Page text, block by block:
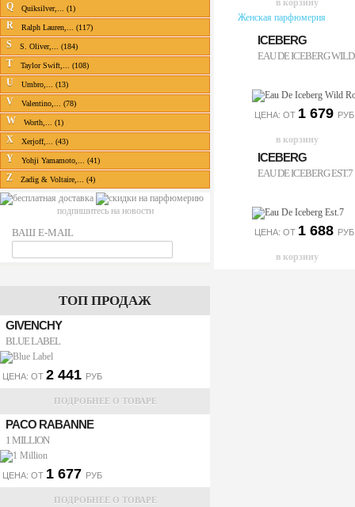
Q Quiksilver,... (1)
R Ralph Lauren,... (117)
S S. Oliver,... (184)
T Taylor Swift,... (108)
U Umbro,... (13)
V Valentino,... (78)
W Worth,... (1)
X Xerjoff,... (43)
Y Yohji Yamamoto,... (41)
Z Zadig & Voltaire,... (4)
подпишитесь на новости
ВАШ E-MAIL
ТОП ПРОДАЖ
GIVENCHY
BLUE LABEL
ЦЕНА: ОТ 2 441 РУБ
ПОДРОБНЕЕ О ТОВАРЕ
PACO RABANNE
1 MILLION
ЦЕНА: ОТ 1 677 РУБ
ПОДРОБНЕЕ О ТОВАРЕ
Женская парфюмерия
ICEBERG
EAU DE ICEBERG WILD
ЦЕНА: ОТ 1 679 РУБ
ICEBERG
EAU DE ICEBERG EST.7
ЦЕНА: ОТ 1 688 РУБ